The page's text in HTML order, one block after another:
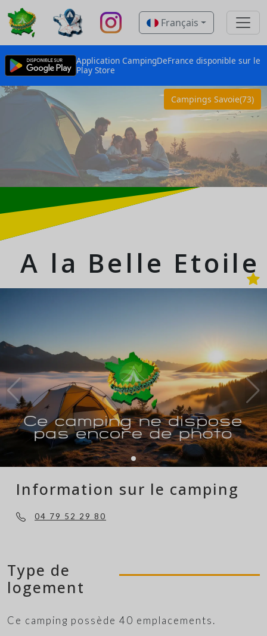
Français
Application CampingDeFrance disponible sur le
Play Store
Campings Savoie(73)
A la Belle Etoile
Information sur le camping
04 79 52 29 80
Type de
logement
Ce camping possède 40 emplacements.